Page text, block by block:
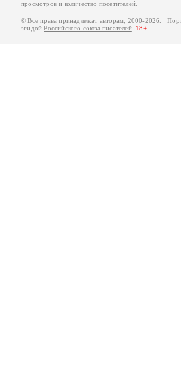
просмотров и количество посетителей.
© Все права принадлежат авторам, 2000-2026.
эгидойРоссийского союза писателей. 18+